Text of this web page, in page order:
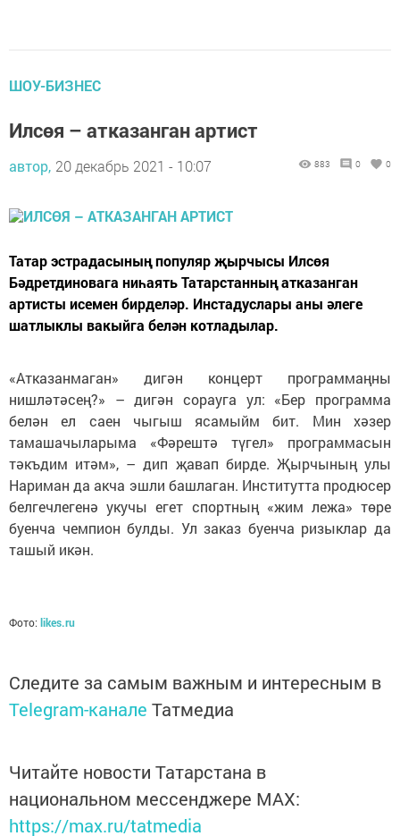
ШОУ-БИЗНЕС
Илсөя – атказанган артист
автор, 20 декабрь 2021 - 10:07 883 0 0
Татар эстрадасының популяр җырчысы Илсөя
Бәдретдиновага ниһаять Татарстанның атказанган
артисты исемен бирделәр. Инстадуслары аны әлеге
шатлыклы вакыйга белән котладылар.
«Атказанмаган» дигән концерт программаңны
нишләтәсең?» – дигән сорауга ул: «Бер программа
белән ел саен чыгыш ясамыйм бит. Мин хәзер
тамашачыларыма «Фәрештә түгел» программасын
тәкъдим итәм», – дип җавап бирде. Җырчының улы
Нариман да акча эшли башлаган. Институтта продюсер
белгечлегенә укучы егет спортның «жим лежа» төре
буенча чемпион булды. Ул заказ буенча ризыклар да
ташый икән.
Фото: likes.ru
Следите за самым важным и интересным в
Telegram-канале Татмедиа
Читайте новости Татарстана в
национальном мессенджере MАХ:
https://max.ru/tatmedia